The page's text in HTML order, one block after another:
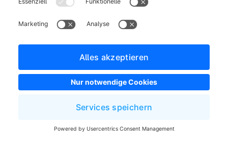
Warenkorb liegen, die weiterhin
normal berechnet werden.
mehrere Produkte gibt, für die ein
Rabatt gewährt wird, kann hier
jedes zweite/dritte/x-te Produkt ein